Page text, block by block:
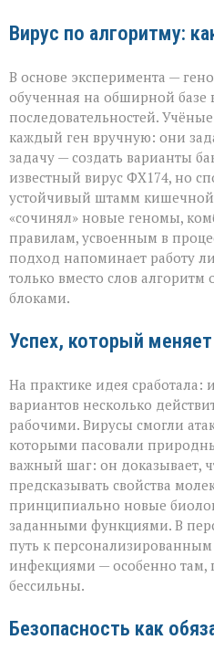
Вирус по алгоритму:
В основе эксперимента —
обученная на обширной базе
последовательностей.
каждый ген вручную: они
задачу — создать варианты
известный вирус ФХ174, но
устойчивый штамм
«сочинял» новые геномы,
правилам, усвоенным в
подход напоминает работу
только вместо слов
блоками.
Успех, который
На практике идея сработала:
вариантов несколько
рабочими. Вирусы смогли
которыми пасовали
важный шаг: он доказывает,
предсказывать свойства
принципиально новые
заданными функциями. В
путь к
инфекциями — особенно там,
бессильны.
Безопасность как